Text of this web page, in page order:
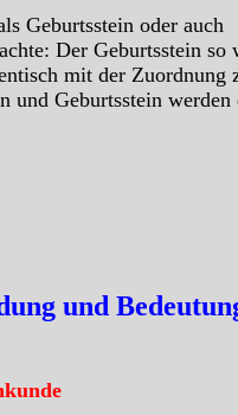
Geburtsstein oder auch
Der Geburtsstein so
mit der Zuordnung
und Geburtsstein werden
und